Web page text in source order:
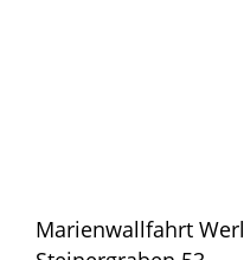
Marienwallfahrt Werl